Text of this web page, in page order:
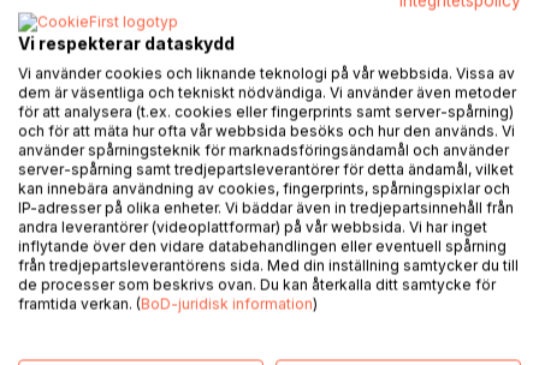
Lägg till i kom-ihåglista
Recensera titel
BESKRIVNING
Vi respekterar dataskydd
Vi använder cookies och liknande teknologi på vår webbsida. Vissa av
dem är väsentliga och tekniskt nödvändiga. Vi använder även metoder
för att analysera (t.ex. cookies eller fingerprints samt server-spårning)
och för att mäta hur ofta vår webbsida besöks och hur den används. Vi
använder spårningsteknik för marknadsföringsändamål och använder
server-spårning samt tredjepartsleverantörer för detta ändamål, vilket
kan innebära användning av cookies, fingerprints, spårningspixlar och
IP-adresser på olika enheter. Vi bäddar även in tredjepartsinnehåll från
andra leverantörer (videoplattformar) på vår webbsida. Vi har inget
inflytande över den vidare databehandlingen eller eventuell spårning
från tredjepartsleverantörens sida. Med din inställning samtycker du till
de processer som beskrivs ovan. Du kan återkalla ditt samtycke för
framtida verkan. (BoD-juridisk information)